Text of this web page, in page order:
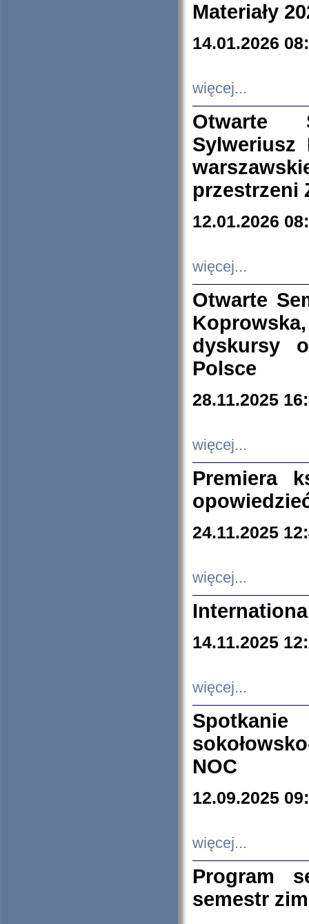
Materiały
14.01.2026
więcej...
Otwarte
Sylweriusz
przestrzeni
12.01.2026
więcej...
Otwarte
dyskursy
Polsce
28.11.2025
więcej...
Premiera
24.11.2025
więcej...
14.11.2025
więcej...
NOC
12.09.2025
więcej...
Program
semestr